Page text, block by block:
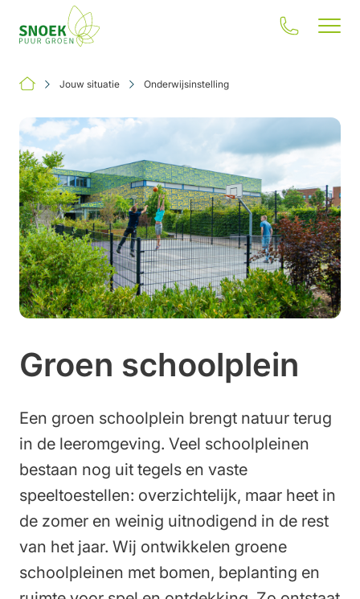
Jouw situatie
Onze oplossingen
Inspiratie
Onze impact
Werken bij
Jouw situatie Onderwijsinstelling
Groen schoolplein
Een groen schoolplein brengt natuur terug
in de leeromgeving. Veel schoolpleinen
bestaan nog uit tegels en vaste
speeltoestellen: overzichtelijk, maar heet in
de zomer en weinig uitnodigend in de rest
van het jaar. Wij ontwikkelen groene
schoolpleinen met bomen, beplanting en